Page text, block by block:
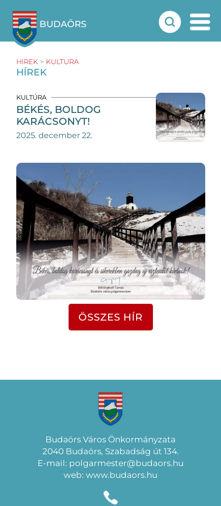
BUDAÖRS
HIREK > KULTURA
HÍREK
KULTÚRA
BÉKÉS, BOLDOG
KARÁCSONYT!
2025. december 22.
ÖSSZES HÍR
Budaörs Város Önkormányzata
2040 Budaörs, Szabadság út 134.
E-mail: polgarmester@budaors.hu
web: www.budaors.hu